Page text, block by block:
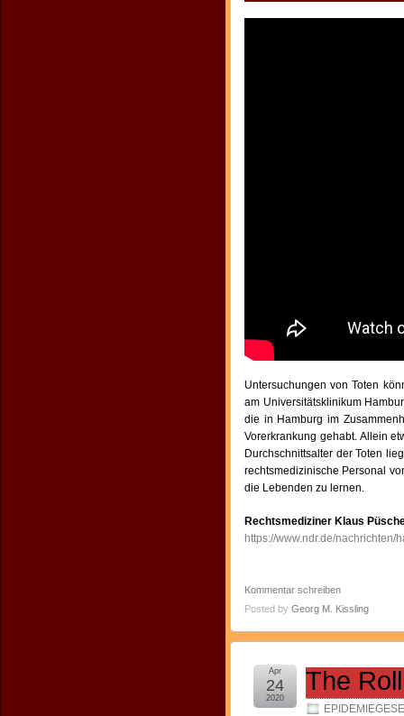
Untersuchungen von Toten
am Universitätsklinikum
die in Hamburg im
Vorerkrankung gehabt. Allein
Durchschnittsalter der Toten
rechtsmedizinische Personal
die Lebenden zu lernen.
Rechtsmediziner Klaus
https://www.ndr.de/
Kommentar schreiben
Posted by Georg M. Kissling
The
Apr
24
2020